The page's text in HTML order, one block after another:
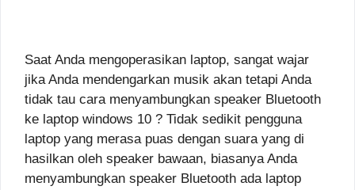
Saat Anda mengoperasikan laptop, sangat wajar
jika Anda mendengarkan musik akan tetapi Anda
tidak tau cara menyambungkan speaker Bluetooth
ke laptop windows 10 ? Tidak sedikit pengguna
laptop yang merasa puas dengan suara yang di
hasilkan oleh speaker bawaan, biasanya Anda
menyambungkan speaker Bluetooth ada laptop